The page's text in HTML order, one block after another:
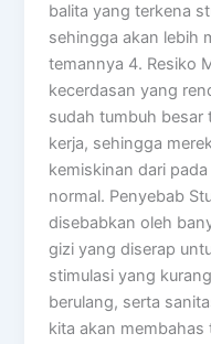
balita yang terkena
sehingga akan lebih
temannya 4. Resiko
kecerdasan yang
sudah tumbuh besar
kerja, sehingga
kemiskinan dari
normal. Penyebab
disebabkan oleh
gizi yang diserap
stimulasi yang
berulang, serta
kita akan